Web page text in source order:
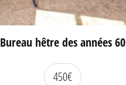
Bureau hêtre des années 60
450€